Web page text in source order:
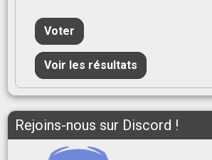
Voter
Voir les résultats
Rejoins-nous sur Discord !